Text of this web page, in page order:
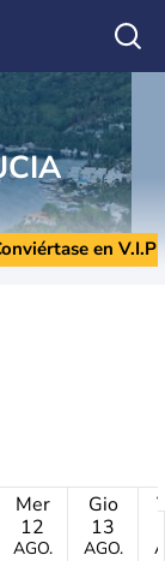
en V.I.P
Mer
12
AGO.
Gio
13
AGO.